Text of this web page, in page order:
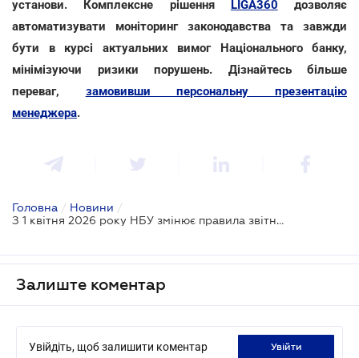
установи. Комплексне рішення LIGA360 дозволяє
автоматизувати моніторинг законодавства та завжди
бути в курсі актуальних вимог Національного банку,
мінімізуючи ризики порушень. Дізнайтесь більше
переваг, замовивши персональну презентацію
менеджера.
Головна / Новини /
З 1 квітня 2026 року НБУ змінює правила звітності для ринку небанківських фінансових послуг
Залиште коментар
Увійдіть, щоб залишити коментар увійти